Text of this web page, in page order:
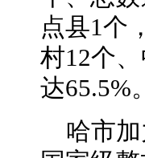
点县1个
村12个
达65.5%。
哈市